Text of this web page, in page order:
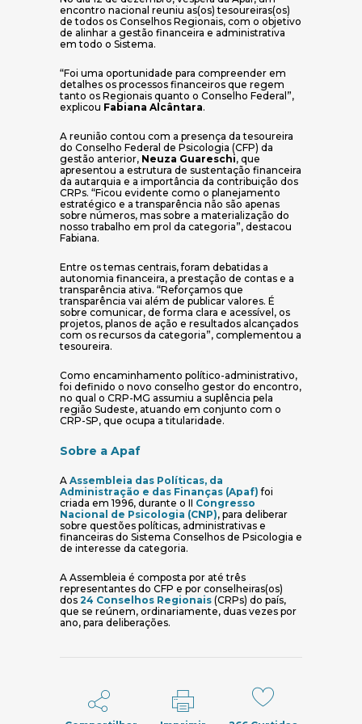
encontro nacional reuniu as(os) tesoureiras(os)
de todos os Conselhos Regionais, com o objetivo
de alinhar a gestão financeira e administrativa
em todo o Sistema.
“Foi uma oportunidade para compreender em
detalhes os processos financeiros que regem
tanto os Regionais quanto o Conselho Federal”,
explicou Fabiana Alcântara.
A reunião contou com a presença da tesoureira
do Conselho Federal de Psicologia (CFP) da
gestão anterior, Neuza Guareschi, que
apresentou a estrutura de sustentação financeira
da autarquia e a importância da contribuição dos
CRPs. “Ficou evidente como o planejamento
estratégico e a transparência não são apenas
sobre números, mas sobre a materialização do
nosso trabalho em prol da categoria”, destacou
Fabiana.
Entre os temas centrais, foram debatidas a
autonomia financeira, a prestação de contas e a
transparência ativa. “Reforçamos que
transparência vai além de publicar valores. É
sobre comunicar, de forma clara e acessível, os
projetos, planos de ação e resultados alcançados
com os recursos da categoria”, complementou a
tesoureira.
Como encaminhamento político-administrativo,
foi definido o novo conselho gestor do encontro,
no qual o CRP-MG assumiu a suplência pela
região Sudeste, atuando em conjunto com o
CRP-SP, que ocupa a titularidade.
Sobre a Apaf
A Assembleia das Políticas, da
Administração e das Finanças (Apaf) (abre em nova
foi
criada em 1996, durante o II Congresso
Nacional de Psicologia (CNP)(abre em nova janela)
, para deliberar
sobre questões políticas, administrativas e
financeiras do Sistema Conselhos de Psicologia e
de interesse da categoria.
A Assembleia é composta por até três
representantes do CFP e por conselheiras(os)
dos 24 Conselhos Regionais(abre em nova janela)
(CRPs) do país,
que se reúnem, ordinariamente, duas vezes por
ano, para deliberações.